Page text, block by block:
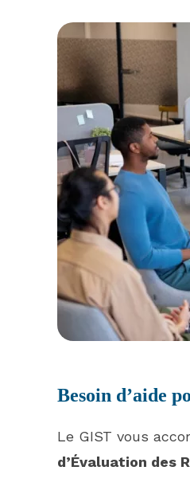
Besoin d’aide
Le GIST vous
d’Évaluation des